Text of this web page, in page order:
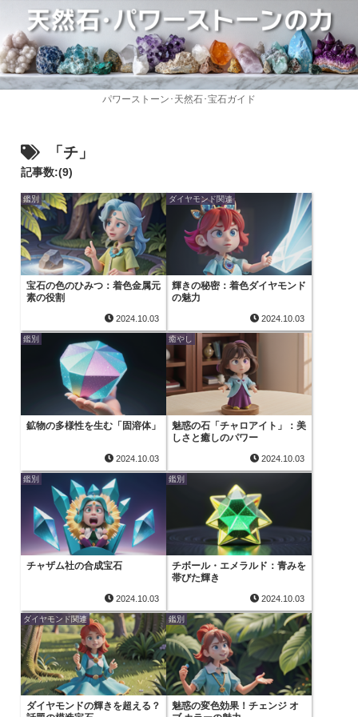
パワーストーン･天然石･宝石ガイド
「チ」
記事数:(9)
鑑別
宝石の色のひみつ：着色金属元
素の役割
2024.10.03
ダイヤモンド関連
輝きの秘密：着色ダイヤモンド
の魅力
2024.10.03
鑑別
鉱物の多様性を生む「固溶体」
2024.10.03
癒やし
魅惑の石「チャロアイト」：美
しさと癒しのパワー
2024.10.03
鑑別
チャザム社の合成宝石
2024.10.03
鑑別
チボール・エメラルド：青みを
帯びた輝き
2024.10.03
ダイヤモンド関連
ダイヤモンドの輝きを超える？
鑑別
魅惑の変色効果！チェンジ オ